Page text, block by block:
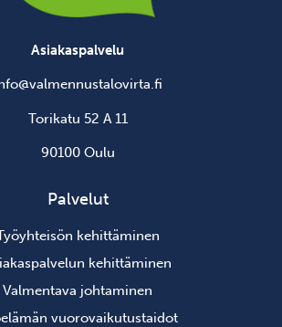
Asiakaspalvelu
Torikatu 52 A 11
90100 Oulu
Palvelut
kehittäminen
kehittäminen
Valmentava johtaminen
vuorovaikutustaidot